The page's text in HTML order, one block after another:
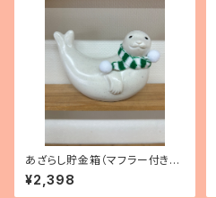
あざらし貯金箱（マフラー付き・
フィンランド製）
¥2,398